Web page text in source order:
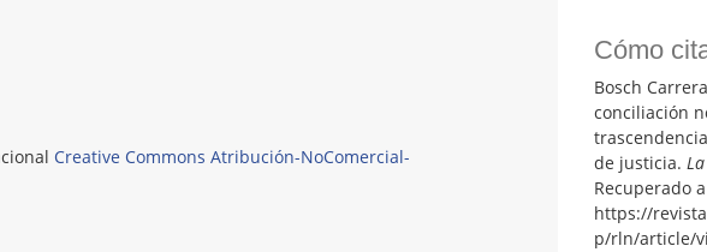
Cómo
Bosch
conciliación
de justicia.
Recuperado
https://
p/rln/article/
Creative Commons Atribución-NoComercial-